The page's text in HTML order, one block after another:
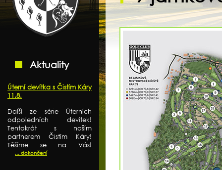
Aktuality
Úterní devítka s Čistím Káry
11.8.
Další ze série Úterních
odpoledních devítek!
Tentokrát s naším
partnerem Čistím Káry!
Těšíme se na Vás!
... dokončení